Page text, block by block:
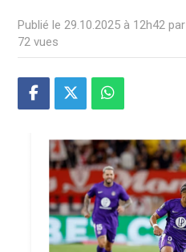
Publié le 29.10.2025 à 12h42 par
72 vues